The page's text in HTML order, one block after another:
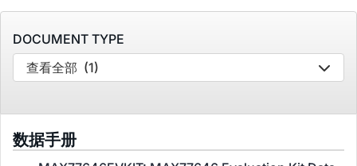
DOCUMENT TYPE
查看全部 (1)
数据手册